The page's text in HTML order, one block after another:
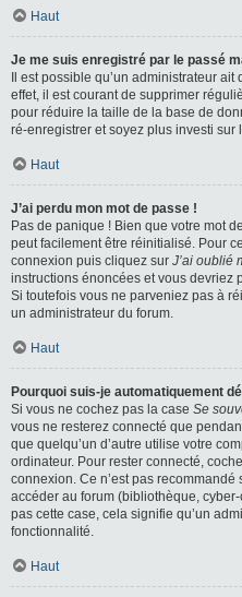
Haut
Je me suis enregistré par le passé
Il est possible qu’un administrateur
effet, il est courant de supprimer
pour réduire la taille de la base de
ré-enregistrer et soyez plus investi sur
Haut
J’ai perdu mon mot de passe !
Pas de panique ! Bien que votre mot
peut facilement être réinitialisé. Pour
connexion puis cliquez sur J’ai oublié
instructions énoncées et vous devriez
Si toutefois vous ne parveniez pas à
un administrateur du forum.
Haut
Pourquoi suis-je automatiquement
Si vous ne cochez pas la case Se
vous ne resterez connecté que
que quelqu’un d’autre utilise votre
ordinateur. Pour rester connecté,
connexion. Ce n’est pas
accéder au forum (bibliothèque,
pas cette case, cela signifie qu’un
fonctionnalité.
Haut